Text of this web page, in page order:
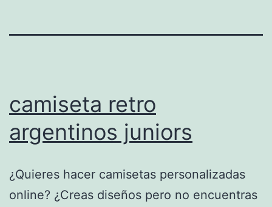
camiseta retro
argentinos juniors
¿Quieres hacer camisetas personalizadas
online? ¿Creas diseños pero no encuentras